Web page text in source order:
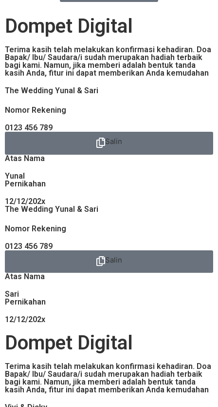
Dompet Digital
Terima kasih telah melakukan konfirmasi kehadiran. Doa
Bapak/ Ibu/ Saudara/i sudah merupakan hadiah terbaik
bagi kami. Namun, jika memberi adalah bentuk tanda
kasih Anda, fitur ini dapat memberikan Anda kemudahan
The Wedding Yunal & Sari
Nomor Rekening
0123 456 789
Salin
Atas Nama
Yunal
Pernikahan
12/12/202x
The Wedding Yunal & Sari
Nomor Rekening
0123 456 789
Salin
Atas Nama
Sari
Pernikahan
12/12/202x
Dompet Digital
Terima kasih telah melakukan konfirmasi kehadiran. Doa
Bapak/ Ibu/ Saudara/i sudah merupakan hadiah terbaik
bagi kami. Namun, jika memberi adalah bentuk tanda
kasih Anda, fitur ini dapat memberikan Anda kemudahan